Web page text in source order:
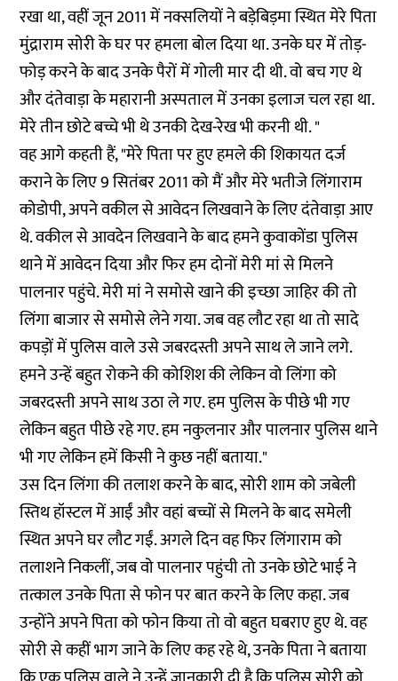
रखा था, वहीं जून 2011 में नक्सलियों ने बड़ेबिड़मा स्थित मेरे पिता
मुंद्राराम सोरी के घर पर हमला बोल दिया था. उनके घर में तोड़-
फोड़ करने के बाद उनके पैरों में गोली मार दी थी. वो बच गए थे
और दंतेवाड़ा के महारानी अस्पताल में उनका इलाज चल रहा था.
मेरे तीन छोटे बच्चे भी थे उनकी देख-रेख भी करनी थी. "
वह आगे कहती हैं, "मेरे पिता पर हुए हमले की शिकायत दर्ज
कराने के लिए 9 सितंबर 2011 को मैं और मेरे भतीजे लिंगाराम
कोडोपी, अपने वकील से आवेदन लिखवाने के लिए दंतेवाड़ा आए
थे. वकील से आवदेन लिखवाने के बाद हमने कुवाकोंडा पुलिस
थाने में आवेदन दिया और फिर हम दोनों मेरी मां से मिलने
पालनार पहुंचे. मेरी मां ने समोसे खाने की इच्छा जाहिर की तो
लिंगा बाजार से समोसे लेने गया. जब वह लौट रहा था तो सादे
कपड़ों में पुलिस वाले उसे जबरदस्ती अपने साथ ले जाने लगे.
हमने उन्हें बहुत रोकने की कोशिश की लेकिन वो लिंगा को
जबरदस्ती अपने साथ उठा ले गए. हम पुलिस के पीछे भी गए
लेकिन बहुत पीछे रहे गए. हम नकुलनार और पालनार पुलिस थाने
भी गए लेकिन हमें किसी ने कुछ नहीं बताया."
उस दिन लिंगा की तलाश करने के बाद, सोरी शाम को जबेली
स्तिथ हॉस्टल में आईं और वहां बच्चों से मिलने के बाद समेली
स्थित अपने घर लौट गईं. अगले दिन वह फिर लिंगाराम को
तलाशने निकलीं, जब वो पालनार पहुंची तो उनके छोटे भाई ने
तत्काल उनके पिता से फोन पर बात करने के लिए कहा. जब
उन्होंने अपने पिता को फोन किया तो वो बहुत घबराए हुए थे. वह
सोरी से कहीं भाग जाने के लिए कह रहे थे, उनके पिता ने बताया